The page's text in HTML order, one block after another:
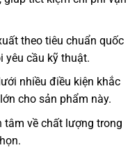
theo tiêu chuẩn quốc
yêu cầu kỹ thuật.
nhiều điều kiện khắc
cho sản phẩm này.
tâm về chất lượng trong